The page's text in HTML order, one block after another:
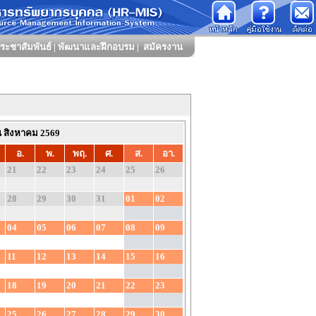
ะชาสัมพันธ์ | พัฒนาและฝึกอบรม | สมัครงาน
สิงหาคม 2569
อ. พ. พฤ. ศ. ส.
อา.
21 22 23 24 25 26
28 29 30 31 01 02
04 05 06 07 08 09
11 12 13 14 15 16
18 19 20 21 22 23